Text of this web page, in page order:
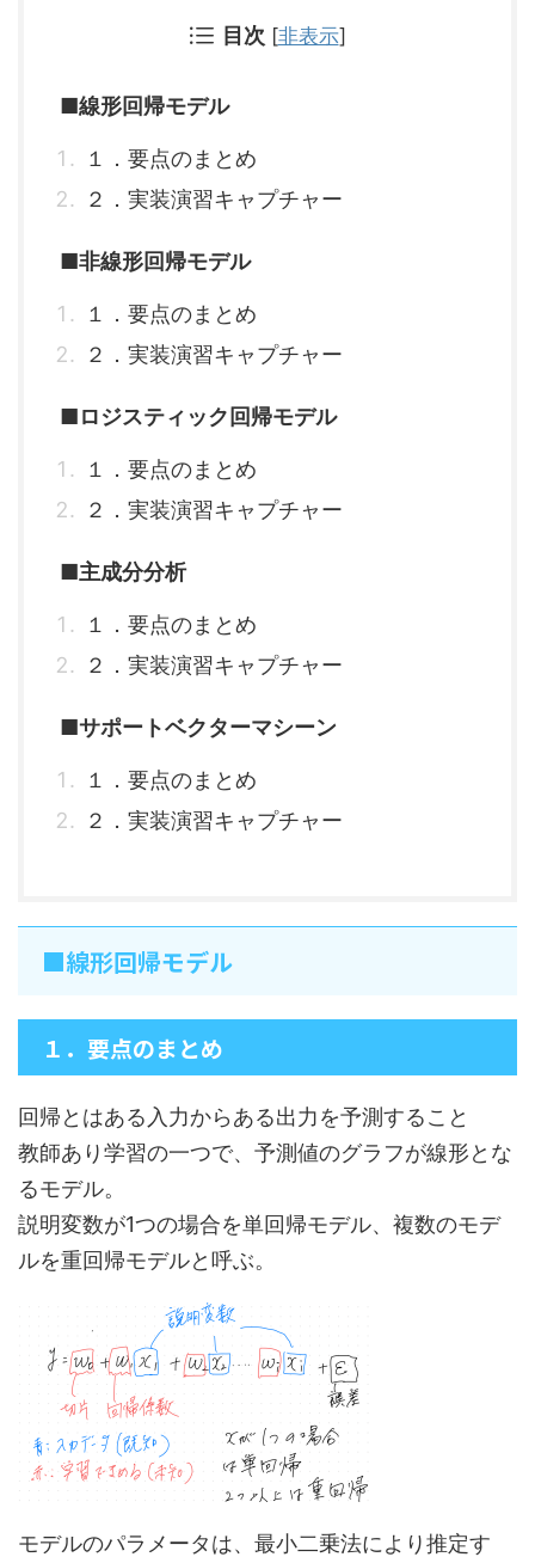
目次 [非表示]
■線形回帰モデル
１．要点のまとめ
２．実装演習キャプチャー
■非線形回帰モデル
１．要点のまとめ
２．実装演習キャプチャー
■ロジスティック回帰モデル
１．要点のまとめ
２．実装演習キャプチャー
■主成分分析
１．要点のまとめ
２．実装演習キャプチャー
■サポートベクターマシーン
１．要点のまとめ
２．実装演習キャプチャー
■線形回帰モデル
１．要点のまとめ
回帰とはある入力からある出力を予測すること
教師あり学習の一つで、予測値のグラフが線形とな
るモデル。
説明変数が1つの場合を単回帰モデル、複数のモデ
ルを重回帰モデルと呼ぶ。
モデルのパラメータは、最小二乗法により推定す